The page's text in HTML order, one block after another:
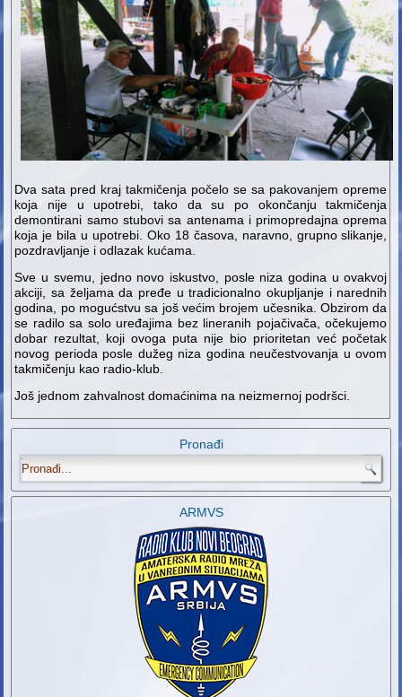
Dva sata pred kraj takmičenja počelo se sa pakovanjem opreme
koja nije u upotrebi, tako da su po okončanju takmičenja
demontirani samo stubovi sa antenama i primopredajna oprema
koja je bila u upotrebi. Oko 18 časova, naravno, grupno slikanje,
pozdravljanje i odlazak kućama.
Sve u svemu, jedno novo iskustvo, posle niza godina u ovakvoj
akciji, sa željama da pređe u tradicionalno okupljanje i narednih
godina, po mogućstvu sa još većim brojem učesnika. Obzirom da
se radilo sa solo uređajima bez lineranih pojačivača, očekujemo
dobar rezultat, koji ovoga puta nije bio prioritetan već početak
novog perioda posle dužeg niza godina neučestvovanja u ovom
takmičenju kao radio-klub.
Još jednom zahvalnost domaćinima na neizmernoj podršci.
Pronađi
.
ARMVS